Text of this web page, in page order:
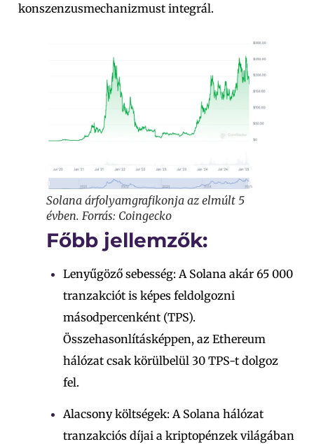
konszenzusmechanizmust integrál.
Solana árfolyamgrafikonja az elmúlt 5
évben. Forrás: Coingecko
Főbb jellemzők:
Lenyűgöző sebesség: A Solana akár 65 000
tranzakciót is képes feldolgozni
másodpercenként (TPS).
Összehasonlításképpen, az Ethereum
hálózat csak körülbelül 30 TPS-t dolgoz
fel.
Alacsony költségek: A Solana hálózat
tranzakciós díjai a kriptopénzek világában